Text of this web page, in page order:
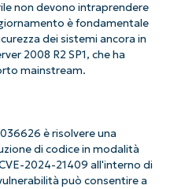
non devono intraprendere
è fondamentale
dei sistemi ancora in
2008 R2 SP1, che ha
mainstream.
è risolvere una
di codice in modalità
2024-21409 all'interno di
può consentire a